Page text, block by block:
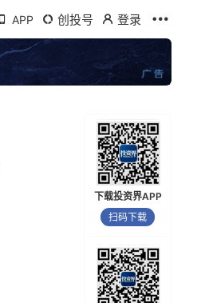
APP 创投号 登录
下载投资界APP
扫码下载